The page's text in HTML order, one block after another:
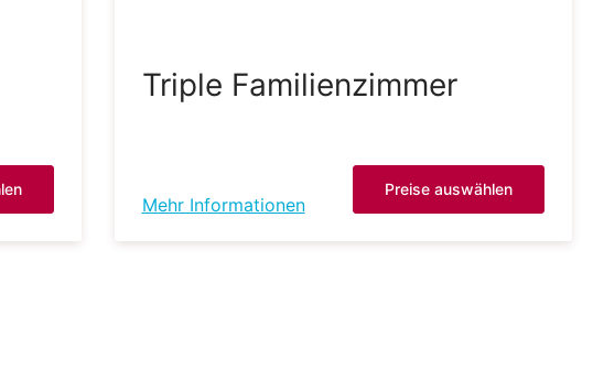
Triple Familienzimmer
Mehr Informationen
Preise auswählen